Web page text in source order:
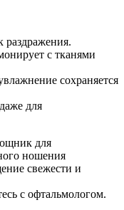
раздражения.
с тканями
сохраняется
для
для
ношения
свежести и
с офтальмологом.